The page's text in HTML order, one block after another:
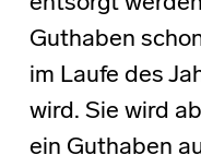
Guthaben
im Laufe des
wird. Sie wird
ein Guthaben